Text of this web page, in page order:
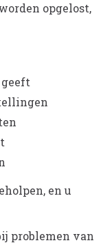
opgelost,
en u
problemen van